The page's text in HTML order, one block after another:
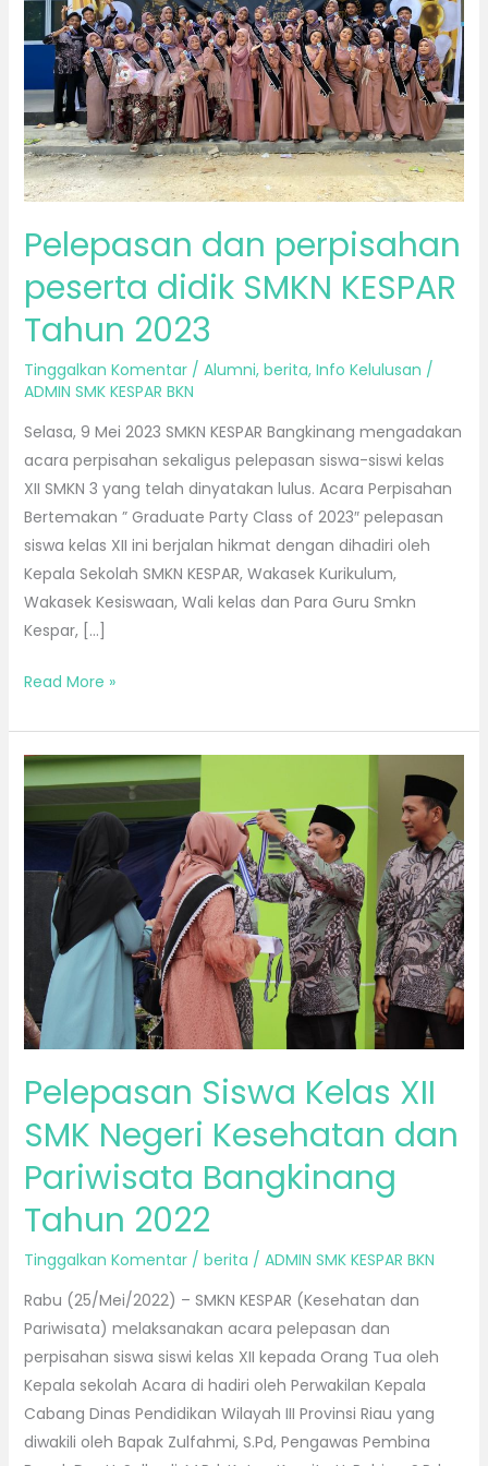
Pelepasan dan perpisahan
peserta didik SMKN KESPAR
Tahun 2023
Tinggalkan Komentar / Alumni, berita, Info Kelulusan /
ADMIN SMK KESPAR BKN
Selasa, 9 Mei 2023 SMKN KESPAR Bangkinang mengadakan
acara perpisahan sekaligus pelepasan siswa-siswi kelas
XII SMKN 3 yang telah dinyatakan lulus. Acara Perpisahan
Bertemakan ” Graduate Party Class of 2023″ pelepasan
siswa kelas XII ini berjalan hikmat dengan dihadiri oleh
Kepala Sekolah SMKN KESPAR, Wakasek Kurikulum,
Wakasek Kesiswaan, Wali kelas dan Para Guru Smkn
Kespar, […]
SMKN
KESPAR
Tahun
2023
Read More »
Pelepasan Siswa Kelas XII
SMK Negeri Kesehatan dan
Pariwisata Bangkinang
Tahun 2022
Tinggalkan Komentar / berita / ADMIN SMK KESPAR BKN
Rabu (25/Mei/2022) – SMKN KESPAR (Kesehatan dan
Pariwisata) melaksanakan acara pelepasan dan
perpisahan siswa siswi kelas XII kepada Orang Tua oleh
Kepala sekolah Acara di hadiri oleh Perwakilan Kepala
Cabang Dinas Pendidikan Wilayah III Provinsi Riau yang
diwakili oleh Bapak Zulfahmi, S.Pd, Pengawas Pembina
Pelepasan
Siswa
Kelas
SMK
Negeri
Kesehatan
Pariwisata
Bangkinang
Tahun
2022